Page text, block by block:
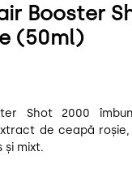
Booster
(50ml)
Shot 2000
de ceapă
și mixt.